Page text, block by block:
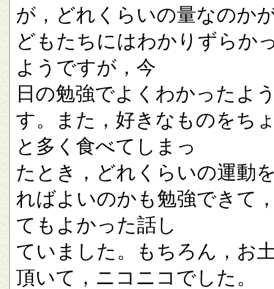
が，どれくらいの量なのか
どもたちにはわかりずらか
ようですが，今
日の勉強でよくわかったよ
す。また，好きなものをち
と多く食べてしまっ
たとき，どれくらいの運動
ればよいのかも勉強できて
てもよかった話し
ていました。もちろん，お
頂いて，ニコニコでした。